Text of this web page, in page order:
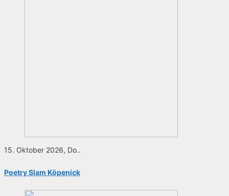
15. Oktober 2026, Do..
Poetry Slam Köpenick